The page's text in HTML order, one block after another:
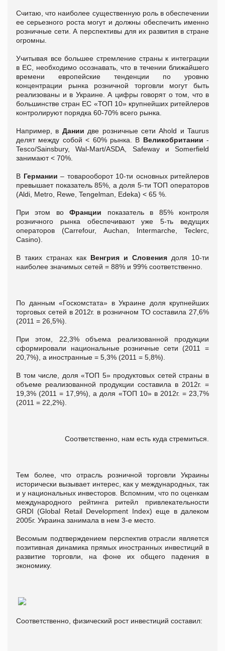
Считаю, что наиболее существенную роль в обеспечении
ее серьезного роста могут и должны обеспечить именно
розничные сети. А перспективы для их развития в стране
огромны.
Учитывая все большее стремление страны к интеграции
в ЕС, необходимо осознавать, что в течении ближайшего
времени европейские тенденции по уровню
концентрации рынка розничной торговли могут быть
реализованы и в Украине. А цифры говорят о том, что в
большинстве стран ЕС «ТОП 10» крупнейших ритейлеров
контролируют порядка 60-70% всего рынка.
Например, в Дании две розничные сети Ahold и Taurus
делят между собой < 60% рынка. В Великобритании -
Tesco/Sainsbury, Wal-Mart/ASDA, Safeway и Somerfield
занимают < 70%.
В Германии – товарооборот 10-ти основных ритейлеров
превышает показатель 85%, а доля 5-ти ТОП операторов
(Aldi, Metro, Rewe, Tengelman, Edeka) < 65 %.
При этом воФранции показатель в 85% контроля
розничного рынка обеспечивают уже 5-ть ведущих
операторов (Carrefour, Auchan, Intermarche, Teclerc,
Casino).
В таких странах как Венгрия и Словения доля 10-ти
наиболее значимых сетей = 88% и 99% соответственно.
По данным «Госкомстата» в Украине доля крупнейших
торговых сетей в 2012г. в розничном ТО составила 27,6%
(2011 = 26,5%).
При этом, 22,3% объема реализованной продукции
сформировали национальные розничные сети (2011 =
20,7%), а иностранные = 5,3% (2011 = 5,8%).
В том числе, доля «ТОП 5» продуктовых сетей страны в
объеме реализованной продукции составила в 2012г. =
19,3% (2011 = 17,9%), а доля «ТОП 10» в 2012г. = 23,7%
(2011 = 22,2%).
Соответственно, нам есть куда стремиться.
Тем более, что отрасль розничной торговли Украины
исторически вызывает интерес, как у международных, так
и у национальных инвесторов. Вспомним, что по оценкам
международного рейтинга ритейл привлекательности
GRDI (Global Retail Development Index) еще в далеком
2005г. Украина занимала в нем 3-е место.
Весомым подтверждением перспектив отрасли является
позитивная динамика прямых иностранных инвестиций в
развитие торговли, на фоне их общего падения в
экономику.
Соответственно, физический рост инвестиций составил: